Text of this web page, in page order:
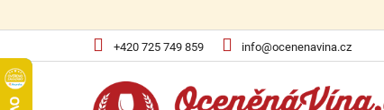
+420 725 749 859 info@ocenenavina.cz